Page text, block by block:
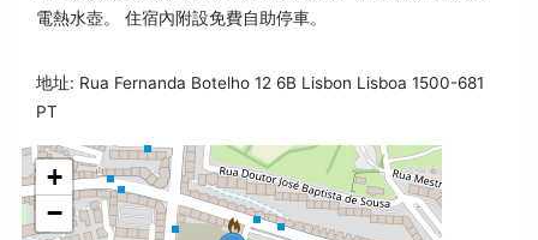
電熱水壺。 住宿內附設免費自助停車。
地址: Rua Fernanda Botelho 12 6B Lisbon Lisboa 1500-681
PT
+
−